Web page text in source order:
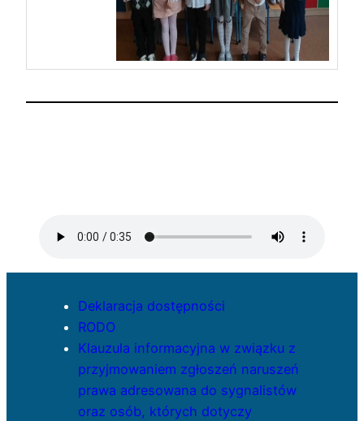
Deklaracja dostępności
RODO
Klauzula informacyjna w związku z
przyjmowaniem zgłoszeń naruszeń
prawa adresowana do sygnalistów
oraz osób, których dotyczy